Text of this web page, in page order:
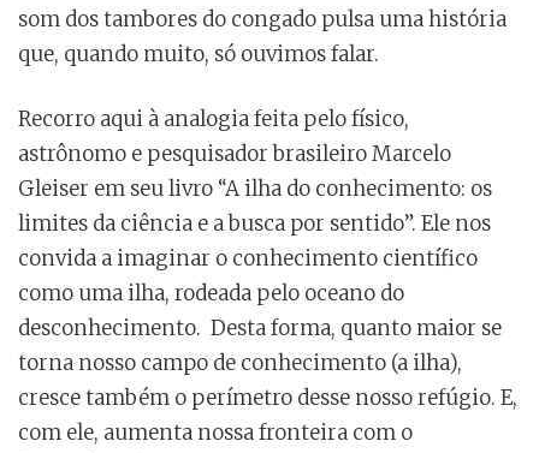
som dos tambores do congado pulsa uma história
que, quando muito, só ouvimos falar.
Recorro aqui à analogia feita pelo físico,
astrônomo e pesquisador brasileiro Marcelo
Gleiser em seu livro “A ilha do conhecimento: os
limites da ciência e a busca por sentido”. Ele nos
convida a imaginar o conhecimento científico
como uma ilha, rodeada pelo oceano do
desconhecimento. Desta forma, quanto maior se
torna nosso campo de conhecimento (a ilha),
cresce também o perímetro desse nosso refúgio. E,
com ele, aumenta nossa fronteira com o